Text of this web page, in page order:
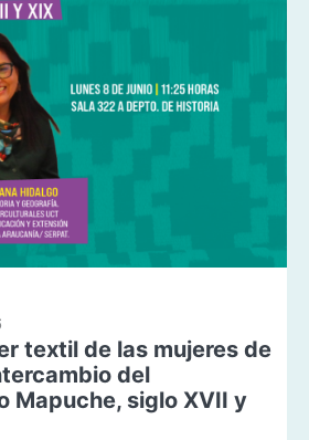
textil de las mujeres de
del
Mapuche, siglo XVII y